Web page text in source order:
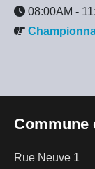
08:00AM -
Commune
Rue Neuve 1